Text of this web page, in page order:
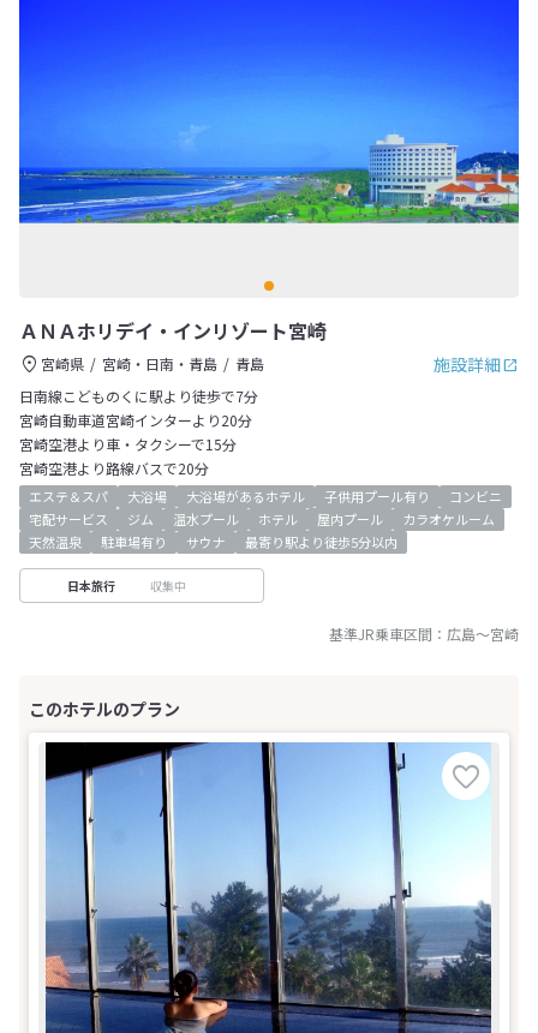
ＡＮＡホリデイ・インリゾート宮崎
施設詳細
宮崎県 宮崎・日南・青島
青島
日南線こどものくに駅より徒歩で7分
宮崎自動車道宮崎インターより20分
宮崎空港より車・タクシーで15分
宮崎空港より路線バスで20分
エステ＆スパ 大浴場 大浴場があるホテル 子供用プール有り
コンビニ
宅配サービス
ジム 温水プール ホテル 屋内プール
カラオケルーム
天然温泉
駐車場有り サウナ 最寄り駅より徒歩5分以内
日本旅行 収集中
基準JR乗車区間： 広島～宮崎